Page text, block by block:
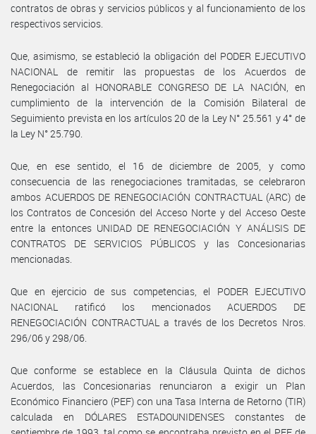
contratos de obras y servicios públicos y al funcionamiento de los
respectivos servicios.
Que, asimismo, se estableció la obligación del PODER EJECUTIVO
NACIONAL de remitir las propuestas de los Acuerdos de
Renegociación al HONORABLE CONGRESO DE LA NACIÓN, en
cumplimiento de la intervención de la Comisión Bilateral de
Seguimiento prevista en los artículos 20 de la Ley N° 25.561 y 4° de
la Ley N° 25.790.
Que, en ese sentido, el 16 de diciembre de 2005, y como
consecuencia de las renegociaciones tramitadas, se celebraron
ambos ACUERDOS DE RENEGOCIACIÓN CONTRACTUAL (ARC) de
los Contratos de Concesión del Acceso Norte y del Acceso Oeste
entre la entonces UNIDAD DE RENEGOCIACIÓN Y ANÁLISIS DE
CONTRATOS DE SERVICIOS PÚBLICOS y las Concesionarias
mencionadas.
Que en ejercicio de sus competencias, el PODER EJECUTIVO
NACIONAL ratificó los mencionados ACUERDOS DE
RENEGOCIACIÓN CONTRACTUAL a través de los Decretos Nros.
296/06 y 298/06.
Que conforme se establece en la Cláusula Quinta de dichos
Acuerdos, las Concesionarias renunciaron a exigir un Plan
Económico Financiero (PEF) con una Tasa Interna de Retorno (TIR)
calculada en DÓLARES ESTADOUNIDENSES constantes de